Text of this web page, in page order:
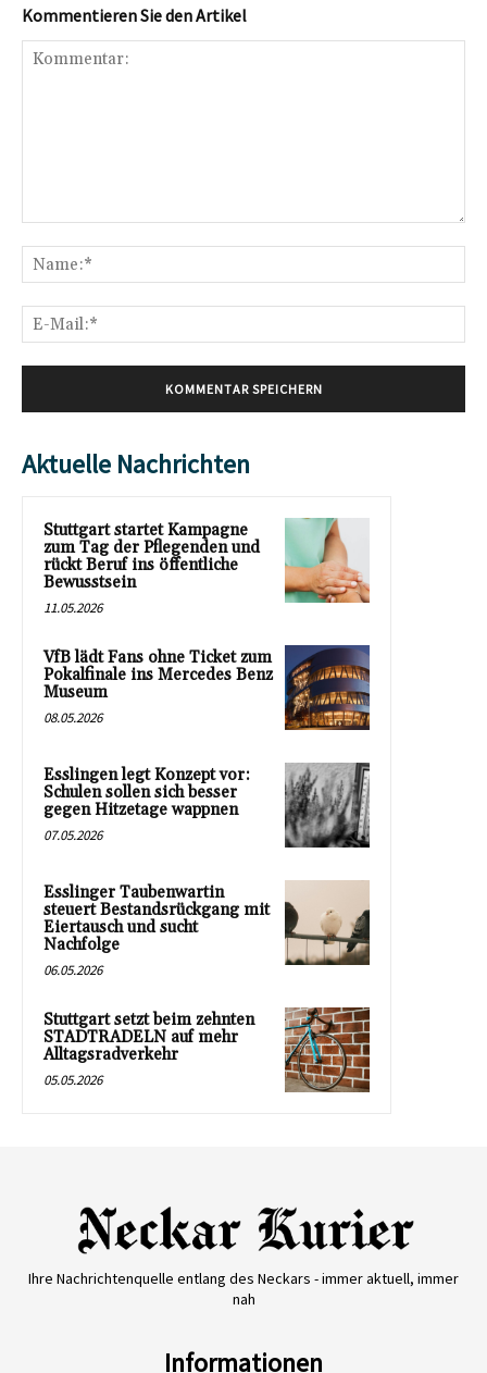
Kommentieren Sie den Artikel
Aktuelle Nachrichten
Stuttgart startet Kampagne
zum Tag der Pflegenden und
rückt Beruf ins öffentliche
Bewusstsein
11.05.2026
VfB lädt Fans ohne Ticket zum
Pokalfinale ins Mercedes Benz
Museum
08.05.2026
Esslingen legt Konzept vor:
Schulen sollen sich besser
gegen Hitzetage wappnen
07.05.2026
Esslinger Taubenwartin
steuert Bestandsrückgang mit
Eiertausch und sucht
Nachfolge
06.05.2026
Stuttgart setzt beim zehnten
STADTRADELN auf mehr
Alltagsradverkehr
05.05.2026
Ihre Nachrichtenquelle entlang des Neckars - immer aktuell, immer
nah
Informationen